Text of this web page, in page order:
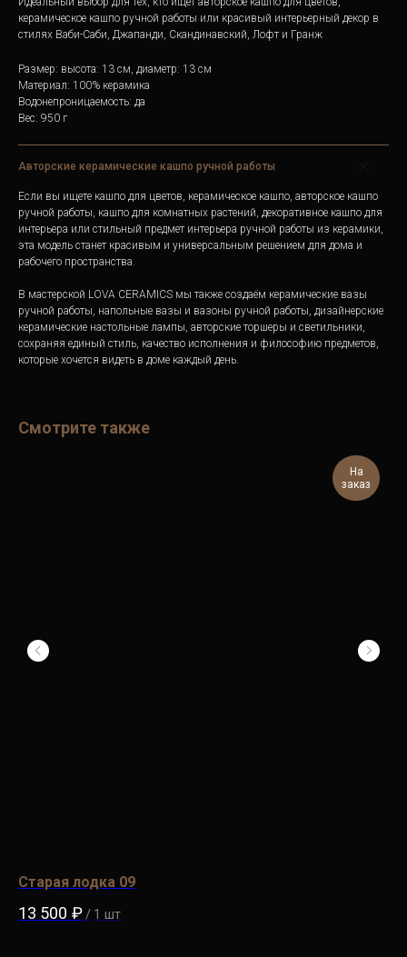
керамическое кашпо ручной работы или красивый интерьерный декор в
стилях Ваби-Саби, Джапанди, Скандинавский, Лофт и Гранж
Размер: высота: 13 см, диаметр: 13 см
Материал: 100% керамика
Водонепроницаемость: да
Вес: 950 г
Авторские керамические кашпо ручной работы
Если вы ищете кашпо для цветов, керамическое кашпо, авторское кашпо
ручной работы, кашпо для комнатных растений, декоративное кашпо для
интерьера или стильный предмет интерьера ручной работы из керамики,
эта модель станет красивым и универсальным решением для дома и
рабочего пространства.
В мастерской LOVA CERAMICS мы также создаём керамические вазы
ручной работы, напольные вазы и вазоны ручной работы, дизайнерские
керамические настольные лампы, авторские торшеры и светильники,
сохраняя единый стиль, качество исполнения и философию предметов,
которые хочется видеть в доме каждый день.
Смотрите также
На
заказ
Старая лодка 09
13 500 ₽/ 1 шт